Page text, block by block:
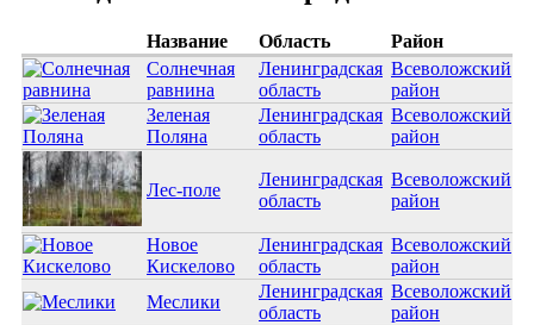
Название Область
Район
Солнечная
равнина
Ленинградская
область
Всеволожский
район
Зеленая
Поляна
Ленинградская
область
Всеволожский
район
Лес-поле
Ленинградская
область
Всеволожский
район
Новое
Кискелово
Ленинградская
область
Всеволожский
район
Меслики
Ленинградская
область
Всеволожский
район